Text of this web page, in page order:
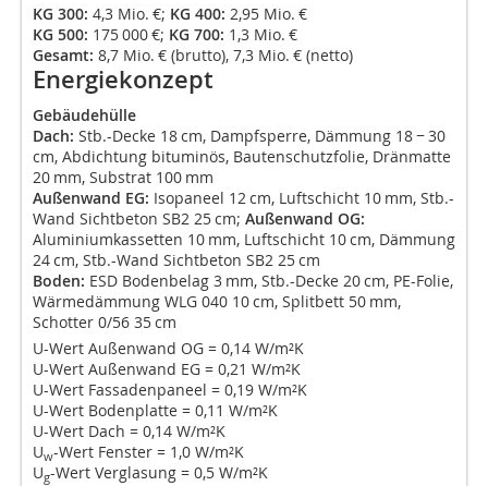
KG 300: 4,3 Mio. €; KG 400: 2,95 Mio. €
KG 500: 175 000 €; KG 700: 1,3 Mio. €
Gesamt: 8,7 Mio. € (brutto), 7,3 Mio. € (netto)
Energiekonzept
Gebäudehülle
Dach: Stb.-Decke 18 cm, Dampfsperre, Dämmung 18 − 30
cm, Abdichtung bituminös, Bautenschutzfolie, Dränmatte
20 mm, Substrat 100 mm
Außenwand EG: Isopaneel 12 cm, Luftschicht 10 mm, Stb.-
Wand Sichtbeton SB2 25 cm; Außenwand OG:
Aluminiumkassetten 10 mm, Luftschicht 10 cm, Dämmung
24 cm, Stb.-Wand Sichtbeton SB2 25 cm
Boden: ESD Bodenbelag 3 mm, Stb.-Decke 20 cm, PE-Folie,
Wärmedämmung WLG 040 10 cm, Splitbett 50 mm,
Schotter 0/56 35 cm
U-Wert Außenwand OG = 0,14 W/m²K
U-Wert Außenwand EG = 0,21 W/m²K
U-Wert Fassadenpaneel = 0,19 W/m²K
U-Wert Bodenplatte = 0,11 W/m²K
U-Wert Dach = 0,14 W/m²K
Uw-Wert Fenster = 1,0 W/m²K
Ug-Wert Verglasung = 0,5 W/m²K